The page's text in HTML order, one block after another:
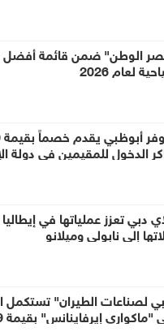
لعام 2026
الدخول للمقيمين في دولة
دبي تعزز عملياتها في إيطاليا
إلى نابولي وميلانو
لصناعات الطيران" تستكمل